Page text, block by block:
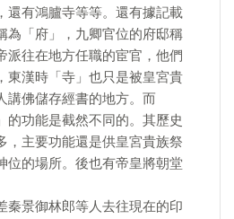
還有鴻臚寺等等。還有據記載
為「府」，九卿官位的府邸稱
派往在地方任職的宦官，他們
東漢時「寺」也只是被皇宮貴
講佛儲存經書的地方。而
的功能是截然不同的。其歷史
，主要功能還是供皇宮貴族祭
位的場所。後也有帝皇將朝堂
秦景御林郎等人去往現在的印